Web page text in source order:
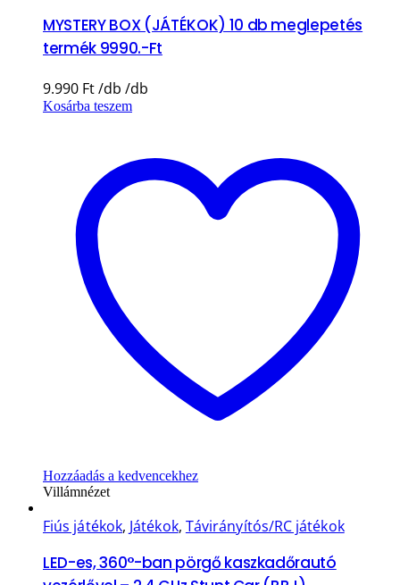
MYSTERY BOX (JÁTÉKOK) 10 db meglepetés
termék 9990.-Ft
9.990 Ft
Kosárba teszem
Hozzáadás a kedvencekhez
Villámnézet
Fiús játékok, Játékok, Távirányítós/RC játékok
LED-es, 360°-ban pörgő kaszkadőrautó